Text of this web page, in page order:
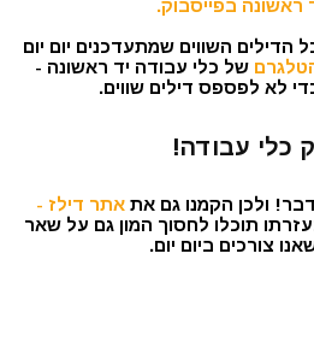
ראשונה בפייסבוק.
הדילים השווים שמתעדכנים יום יום
של כלי עבודה יד ראשונה -
לא לפספס דילים שווים.
כלי עבודה!
ולכן הקמנו גם אתאתר דילז -
תוכלו לחסוך המון גם על שאר
צורכים ביום יום.